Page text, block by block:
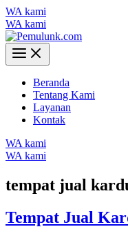
WA kami
WA kami
Beranda
Tentang Kami
Layanan
Kontak
WA kami
WA kami
tempat jual
Tempat Jual